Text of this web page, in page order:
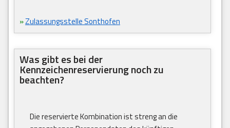
»Zulassungsstelle Sonthofen
Was gibt es bei der
Kennzeichenreservierung noch zu
beachten?
Die reservierte Kombination ist streng an die